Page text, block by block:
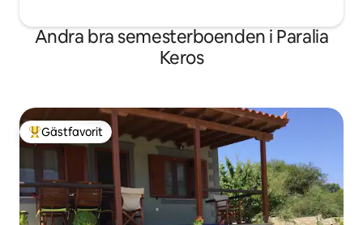
Andra bra semesterboenden i Paralia
Keros
Populär gästfavorit
Gästfavorit